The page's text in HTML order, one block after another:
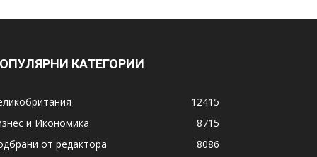
КАТЕГОРИИ
12415
и Икономика
8715
от редактора
8086